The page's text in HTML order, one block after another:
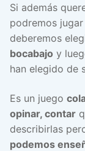
Si además
podremos jugar
deberemos
bocabajo y
han elegido de
Es un juego
opinar, contar
describirlas
podemos